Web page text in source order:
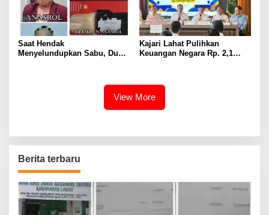
Saat Hendak
Menyelundupkan Sabu, Dua
Kajari Lahat Pulihkan
Keuangan Negara Rp. 2,1
View More
Berita terbaru